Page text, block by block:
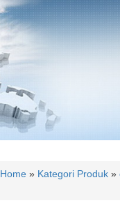
Home » Kategori Produk »